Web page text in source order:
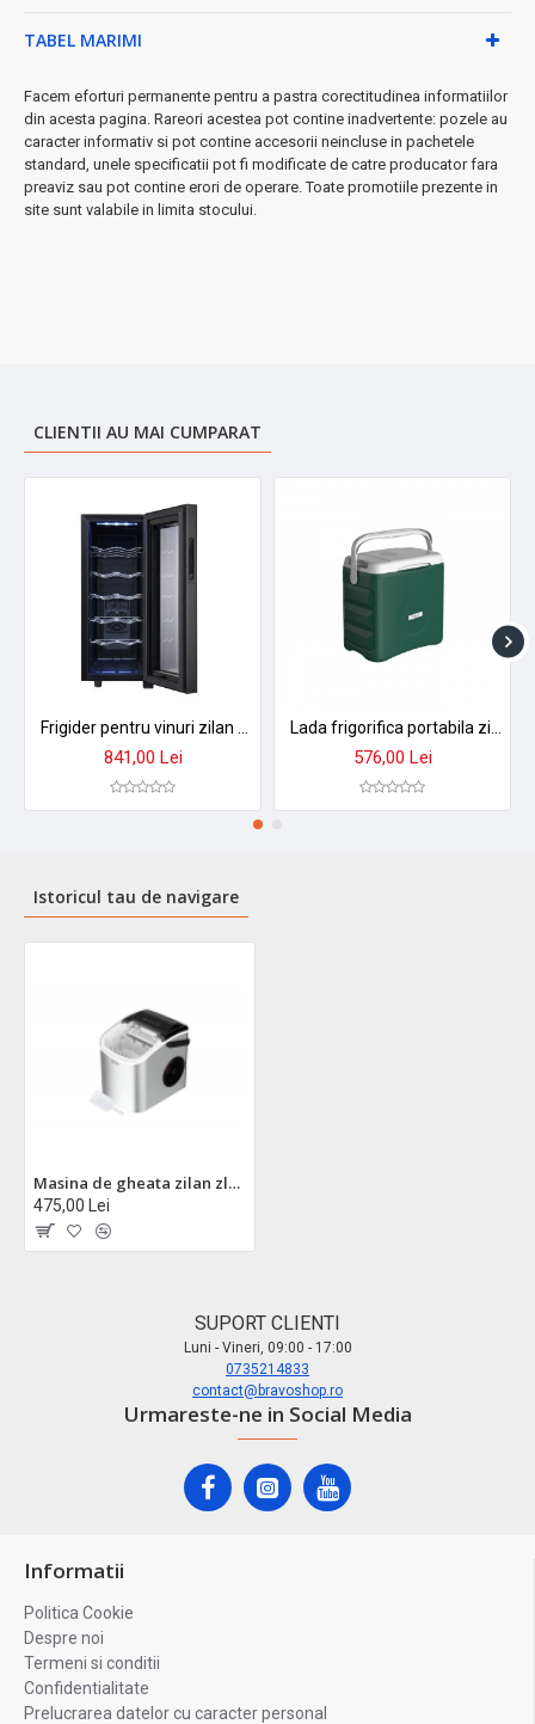
• Dop de scurgere pentru vidare rapidă
cablu de alimentare.
Perfectă pentru bucătării moderne, baruri, birouri sau
evenimente.Investește în confort și răcoare garantată!
TABEL MARIMI
Facem eforturi permanente pentru a pastra corectitudinea informatiilor
din acesta pagina. Rareori acestea pot contine inadvertente: pozele au
caracter informativ si pot contine accesorii neincluse in pachetele
standard, unele specificatii pot fi modificate de catre producator fara
preaviz sau pot contine erori de operare. Toate promotiile prezente in
site sunt valabile in limita stocului.
CLIENTII AU MAI CUMPARAT
841,00 Lei 576,00 Lei
Istoricul tau de navigare
Masina de gheata zilan zln1177 - 12-15 kg/ zi, otel inoxidabil, silentioasa 95w
475,00 Lei
SUPORT CLIENTI
Luni - Vineri, 09:00 - 17:00
0735214833
contact@bravoshop.ro
Urmareste-ne in Social Media
Informatii
Politica Cookie
Despre noi
Termeni si conditii
Confidentialitate
Prelucrarea datelor cu caracter personal